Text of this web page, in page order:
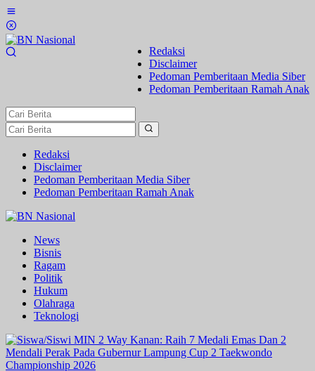
Lewati
ke
konten
Redaksi
Disclaimer
Pedoman Pemberitaan Media Siber
Pedoman Pemberitaan Ramah Anak
Redaksi
Disclaimer
Pedoman Pemberitaan Media Siber
Pedoman Pemberitaan Ramah Anak
News
Bisnis
Ragam
Politik
Hukum
Olahraga
Teknologi